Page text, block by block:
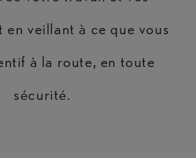
en veillant à ce que vous
à la route, en toute
sécurité.